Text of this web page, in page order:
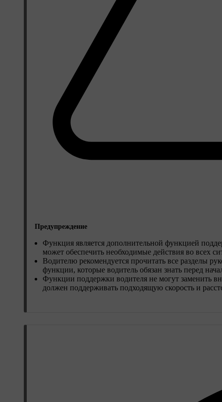
Предупреждение
Функция является дополнительной функцией
может обеспечить необходимые действия во всех
Водителю рекомендуется прочитать все разделы
функции, которые водитель обязан знать перед
Функции поддержки водителя не могут заменить
должен поддерживать подходящую скорость и